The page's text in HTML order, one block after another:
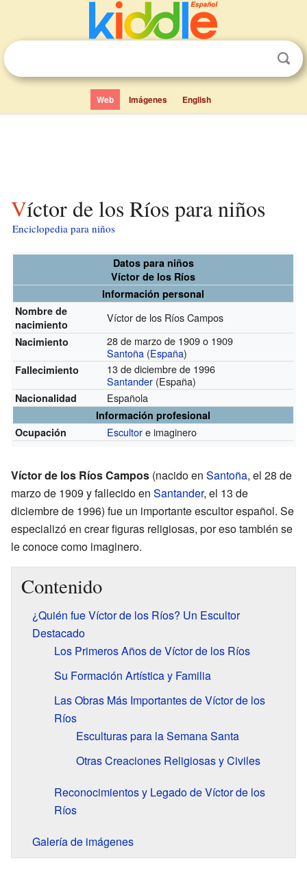
Web Imágenes English
Víctor de los Ríos para niños
Enciclopedia para niños
Datos para niños
Víctor de los Ríos
Información personal
Nombre de
nacimiento
Víctor de los Ríos Campos
Nacimiento
28 de marzo de 1909 o 1909
Santoña (España)
Fallecimiento
13 de diciembre de 1996
Santander (España)
Nacionalidad Española
Información profesional
Ocupación
Escultore imaginero
Víctor de los Ríos Campos (nacido en Santoña, el 28 de
marzo de 1909 y fallecido en Santander, el 13 de
diciembre de 1996) fue un importante escultor español. Se
especializó en crear figuras religiosas, por eso también se
le conoce como imaginero.
Contenido
¿Quién fue Víctor de los Ríos? Un Escultor
Destacado
Los Primeros Años de Víctor de los Ríos
Su Formación Artística y Familia
Las Obras Más Importantes de Víctor de los
Ríos
Esculturas para la Semana Santa
Otras Creaciones Religiosas y Civiles
Reconocimientos y Legado de Víctor de los
Ríos
Galería de imágenes